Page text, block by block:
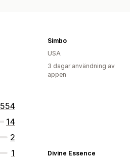
554
14
2
1
Simbo
USA
3 dagar användning av
appen
Divine Essence